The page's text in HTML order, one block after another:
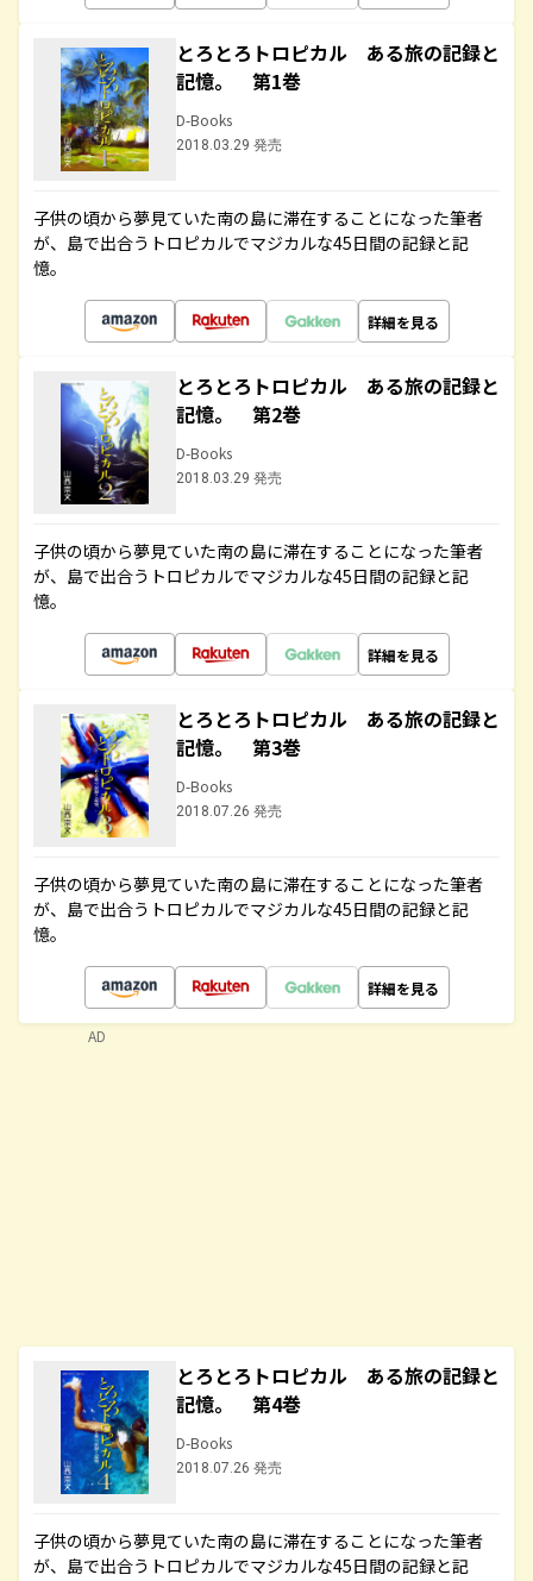
とろとろトロピカル ある旅の記録と
記憶。 第1巻
D-Books
2018.03.29 発売
子供の頃から夢見ていた南の島に滞在することになった筆者
が、島で出合うトロピカルでマジカルな45日間の記録と記
憶。
詳細を見る
とろとろトロピカル ある旅の記録と
記憶。 第2巻
D-Books
2018.03.29 発売
子供の頃から夢見ていた南の島に滞在することになった筆者
が、島で出合うトロピカルでマジカルな45日間の記録と記
憶。
詳細を見る
とろとろトロピカル ある旅の記録と
記憶。 第3巻
D-Books
2018.07.26 発売
子供の頃から夢見ていた南の島に滞在することになった筆者
が、島で出合うトロピカルでマジカルな45日間の記録と記
憶。
詳細を見る
とろとろトロピカル ある旅の記録と
記憶。 第4巻
D-Books
2018.07.26 発売
子供の頃から夢見ていた南の島に滞在することになった筆者
が、島で出合うトロピカルでマジカルな45日間の記録と記
AD